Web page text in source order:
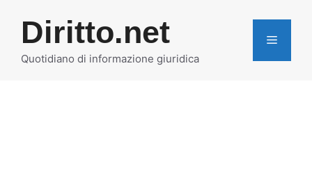
contenuto
Diritto.net
Quotidiano di informazione giuridica
MENU